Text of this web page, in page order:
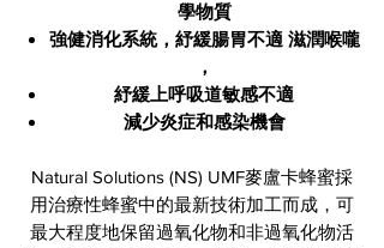
學物質
強健消化系統，紓緩腸胃不適 滋潤喉嚨​
，
紓緩上呼吸道敏感不適
減少炎症和感染機會
Natural Solutions (NS) UMF麥盧卡蜂蜜採
用治療性蜂蜜中的最新技術加工而成，可
最大程度地保留過氧化物和非過氧化物活